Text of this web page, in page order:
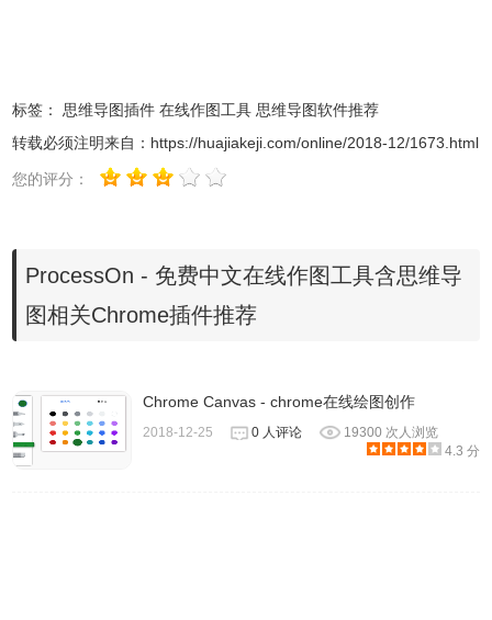
思维导图又叫心智图或脑图，是表达发射性思维的非常有效
的图形工具 ，它简单却又极其直观地将一些复杂的东西表现
出来，让读者非常易于理解和梳理，因此思维导图非常受欢
制作一下思维导图的用户来说，不必总要下载安装专用的思
维导图制作软件那么麻烦，直接打开网站就能轻松愉快地编
标签： 思维导图插件 在线作图工具 思维导图软件推荐
转载必须注明来自： https://huajiakeji.com/online/2018-12/1673.html
您的评分：
ProcessOn - 免费中文在线作图工具含思维导
图相关Chrome插件推荐
Chrome Canvas - chrome在线绘图创作
2018-12-25 0 人评论
19300 次人浏览
4.3 分